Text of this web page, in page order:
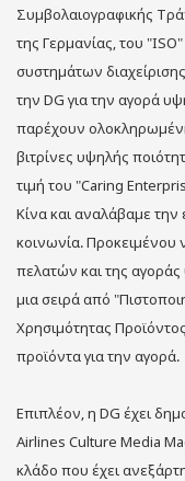
Συμβολαιογραφικής
της Γερμανίας, του
συστημάτων
την DG για την αγορά
παρέχουν
βιτρίνες υψηλής
τιμή του "Caring
Κίνα και αναλάβαμε
κοινωνία. Προκειμένου
πελατών και της αγοράς
μια σειρά από
Χρησιμότητας
προϊόντα για την αγορά.
Επιπλέον, η DG έχει
Airlines Culture Media
κλάδο που έχει